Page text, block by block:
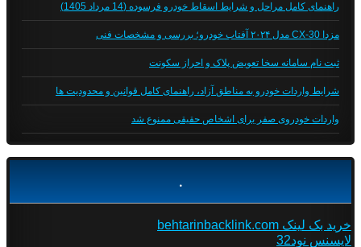
راهنمای کامل مراحل و شرایط اسقاط خودرو فرسوده (14 مرداد 1405)
مزدا CX-30 مدل ۲۰۲۴ آفتاب خودرو؛ بررسی و مشخصات فنی
ثبت نام سامانه سخا تعویض پلاک و احراز سکونت
شرایط واردات خودرو به مناطق آزاد، راهنمای کامل قوانین و محدودیت ها
واردات خودروی صفر برای اشخاص حقیقی ممنوع شد
.
خرید بک لینک behtarinbacklink.com
لایسنس نود32